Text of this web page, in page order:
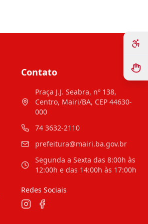
Contato
Praça J.J. Seabra, nº 138,
Centro, Mairi/BA, CEP 44630-
000
74 3632-2110
prefeitura@mairi.ba.gov.br
Segunda a Sexta das 8:00h às
12:00h e das 14:00h às 17:00h
Redes Sociais